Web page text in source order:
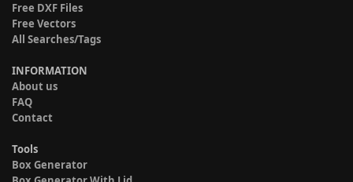
Free DXF Files
Free Vectors
All Searches/Tags
INFORMATION
About us
FAQ
Contact
Tools
Box Generator